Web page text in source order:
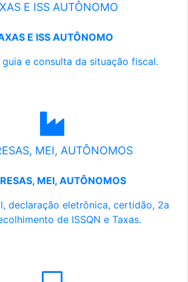
E ISS AUTÔNOMO
E ISS AUTÔNOMO
guia e consulta da situação fiscal.
MEI, AUTÔNOMOS
MEI, AUTÔNOMOS
declaração eletrônica, certidão, 2a
de ISSQN e Taxas.